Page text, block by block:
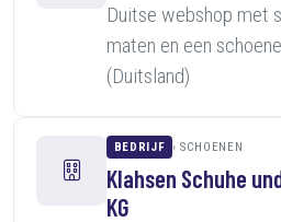
Duitse webshop met
maten en een
(Duitsland)
BEDRIJF SCHOENEN
Klahsen Schuhe
KG